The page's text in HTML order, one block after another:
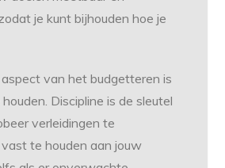
je kunt bijhouden hoe je
van het budgetteren is
Discipline is de sleutel
verleidingen te
te houden aan jouw